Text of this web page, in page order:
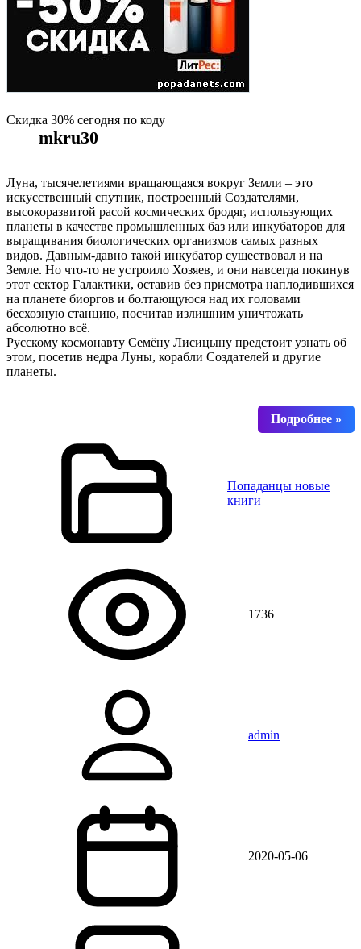
Скидка 30% сегодня по коду
mkru30
Луна, тысячелетиями вращающаяся вокруг Земли – это
искусственный спутник, построенный Создателями,
высокоразвитой расой космических бродяг, использующих
планеты в качестве промышленных баз или инкубаторов для
выращивания биологических организмов самых разных
видов. Давным-давно такой инкубатор существовал и на
Земле. Но что-то не устроило Хозяев, и они навсегда покинув
этот сектор Галактики, оставив без присмотра наплодившихся
на планете биоргов и болтающуюся над их головами
бесхозную станцию, посчитав излишним уничтожать
абсолютно всё.
Русскому космонавту Семёну Лисицыну предстоит узнать об
этом, посетив недра Луны, корабли Создателей и другие
планеты.
Попаданцы новые
книги
1736
admin
2020-05-06